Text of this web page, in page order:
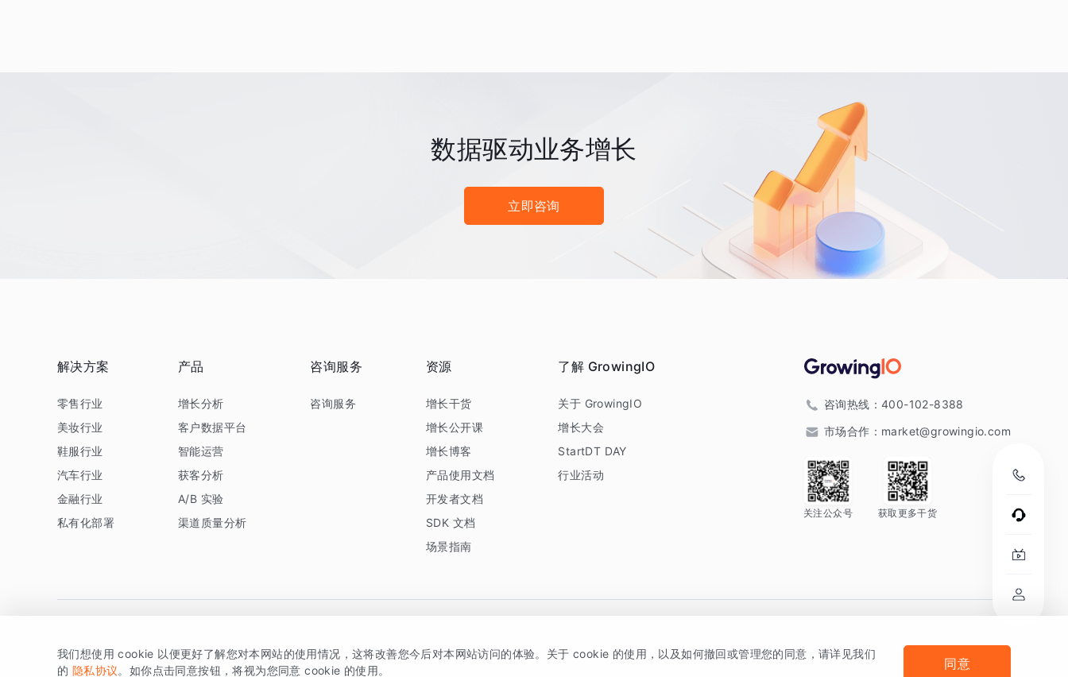
数据驱动业务增长
立即咨询
解决方案
零售行业
美妆行业
鞋服行业
汽车行业
金融行业
私有化部署
产品
增长分析
客户数据平台
智能运营
获客分析
A/B 实验
渠道质量分析
咨询服务
咨询服务
资源
增长干货
增长公开课
增长博客
产品使用文档
开发者文档
SDK 文档
场景指南
了解 GrowingIO
关于 GrowingIO
增长大会
StartDT DAY
行业活动
咨询热线： 400-102-8388
市场合作： market@growingio.com
关注公众号 获取更多干货
版权所有 © 北京易数科技有限公司SDK相关说明 京ICP备15038330号 法律声明及隐私条款
我们想使用 cookie 以便更好了解您对本网站的使用情况，这将改善您今后对本网站访问的体验。关于 cookie 的使用，以及如何撤回或管理您的同意，请详见我们
的 隐私协议。如你点击同意按钮，将视为您同意 cookie 的使用。 同意